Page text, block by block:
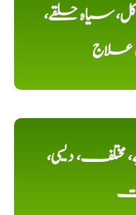
سیاہ حلقے،
علاج
مختلف، دیسی،